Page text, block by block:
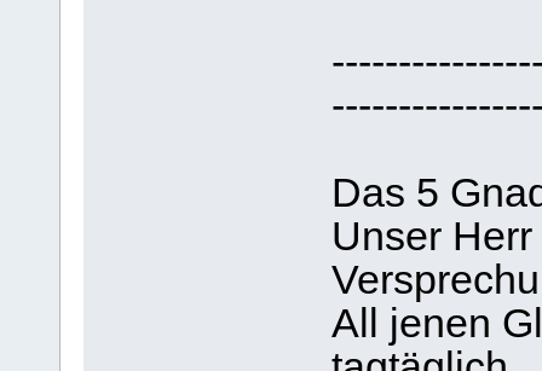
Das 5
Unser
All jenen